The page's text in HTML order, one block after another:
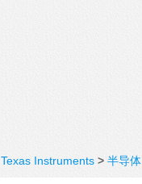
Texas Instruments > 半导体